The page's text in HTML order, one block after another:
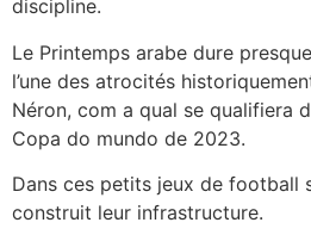
discipline.
Le Printemps arabe dure
l’une des atrocités
Néron, com a qual se qualifiera
Copa do mundo de 2023.
Dans ces petits jeux de football
construit leur infrastructure.